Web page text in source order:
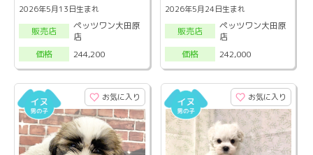
2026年5月13日生まれ
販売店
ペッツワン大田原
店
価格
244,200
2026年5月24日生まれ
販売店
ペッツワン大田原
店
価格
242,000
お気に入り お気に入り